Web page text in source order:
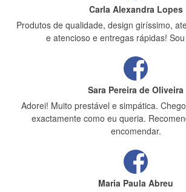
Carla Alexandra Lopes
Produtos de qualidade, design giríssimo,
e atencioso e entregas rápidas!
Sara Pereira de Oliveira
Adorei! Muito prestável e simpática.
exactamente como eu queria.
encomendar.
Maria Paula Abreu